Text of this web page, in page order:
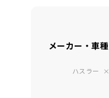
メーカー・車種
ハスラー